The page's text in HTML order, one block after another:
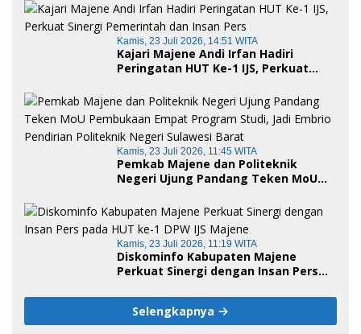
Kamis, 23 Juli 2026, 14:51 WITA
Kajari Majene Andi Irfan Hadiri
Peringatan HUT Ke-1 IJS, Perkuat
Kamis, 23 Juli 2026, 11:45 WITA
Pemkab Majene dan Politeknik
Negeri Ujung Pandang Teken MoU
Jadi Embrio Pendirian Politeknik
Negeri Sulawesi Barat
Kamis, 23 Juli 2026, 11:19 WITA
Diskominfo Kabupaten Majene
Perkuat Sinergi dengan Insan Pers
Selengkapnya